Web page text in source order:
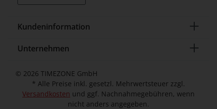
Kundeninformation
Unternehmen
© 2026 TIMEZONE GmbH
* Alle Preise inkl. gesetzl. Mehrwertsteuer zzgl.
Versandkosten und ggf. Nachnahmegebühren, wenn
nicht anders angegeben.